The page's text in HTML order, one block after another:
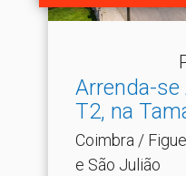
Arrenda-
T2, na
Coimbra /
e São Julião